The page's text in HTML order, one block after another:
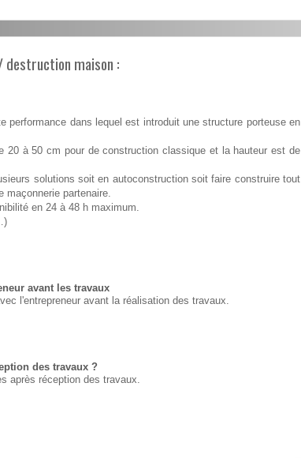
maison :
performance dans lequel est introduit une structure porteuse en
20 à 50 cm pour de construction classique et la hauteur est de
solutions soit en autoconstruction soit faire construire tout
maçonnerie partenaire.
en 24 à 48 h maximum.
avant les travaux
l'entrepreneur avant la réalisation des travaux.
des travaux ?
après réception des travaux.